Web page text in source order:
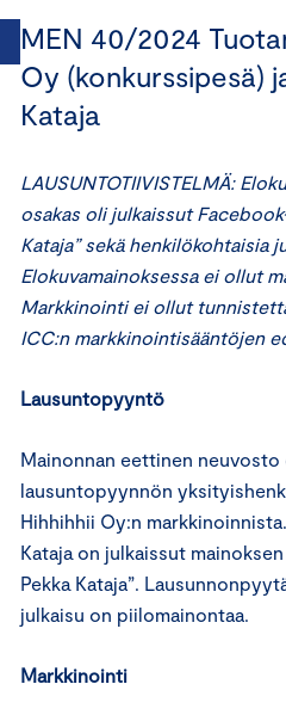
MEN 40/2024
Oy (konkurssipesä)
Kataja
LAUSUNTOTIIVISTELMÄ:
osakas oli julkaissut
Kataja” sekä henkilökohtaisia
Elokuvamainoksessa ei ollut
Markkinointi ei ollut
ICC:n markkinointisääntöjen
Lausuntopyyntö
Mainonnan eettinen neuvosto
lausuntopyynnön
Hihhihhii Oy:n
Kataja on julkaissut
Pekka Kataja”.
julkaisu on piilomainontaa.
Markkinointi